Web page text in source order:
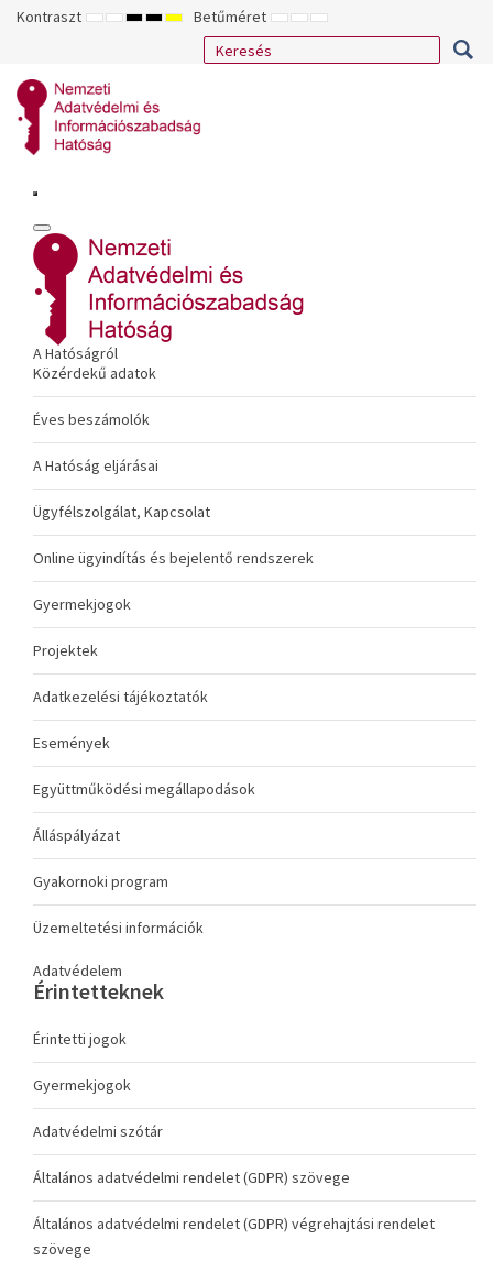
Kontraszt ALAPÉRTELMEZETT
ÉJSZAKAI
NAGY
KONTRASZTÚ
NAGY
KONTRASZTÚ
NAGY
KONTRASZTÚ
SÁRGA
FEKETE
Betűméret KISEBB
BETŰTÍPUS
ALAPÉRTELMEZETT
BETŰMÉRET
NAGYOBB
BETŰMÉRET
A Hatóságról
Közérdekű adatok
Éves beszámolók
A Hatóság eljárásai
Ügyfélszolgálat, Kapcsolat
Online ügyindítás és bejelentő rendszerek
Gyermekjogok
Projektek
Adatkezelési tájékoztatók
Események
Együttműködési megállapodások
Álláspályázat
Gyakornoki program
Üzemeltetési információk
Adatvédelem
Érintetteknek
Érintetti jogok
Gyermekjogok
Adatvédelmi szótár
Általános adatvédelmi rendelet (GDPR) szövege
Általános adatvédelmi rendelet (GDPR) végrehajtási rendelet
szövege